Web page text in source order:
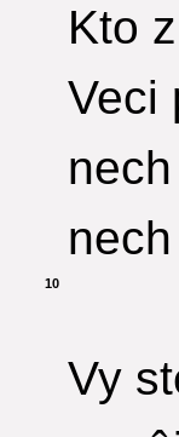
Kto
Veci
10
Vy